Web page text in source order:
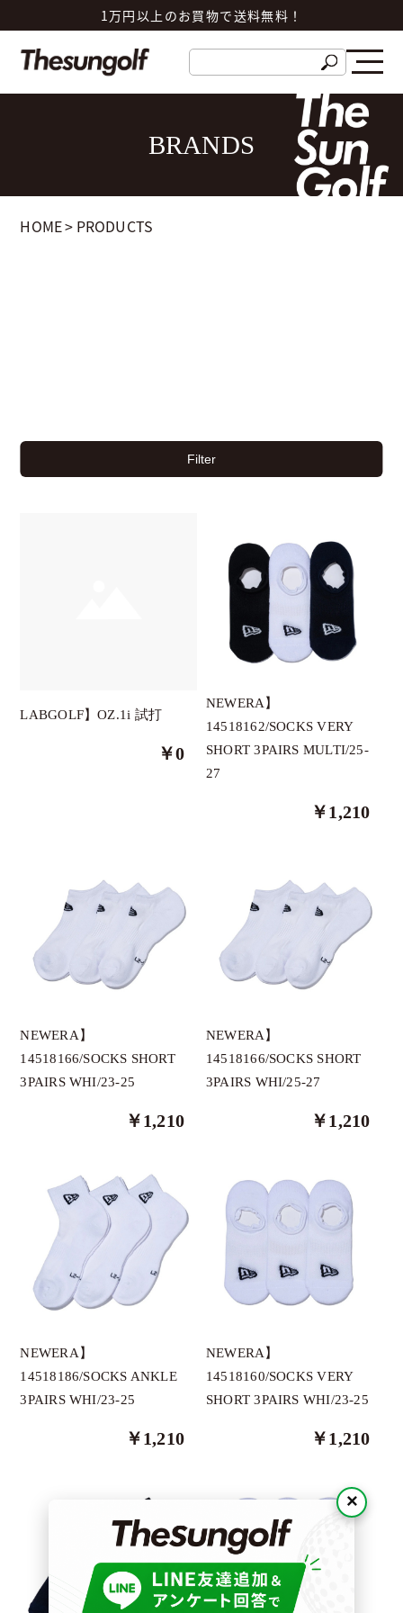
1万円以上のお買物で送料無料！
BRANDS
HOME> PRODUCTS
Filter
HELIX
1PIU1UGUALE3
AS2OV GOLF
BANDEL
BOGEY LOUNGE
Clasky
DONT PANIC
Docus
DECEMBERMAY
Dragonmyth
GREYSON
ImpRovE
OBSIDIAN
LABGOLF】OZ.1i 試打
￥0
NEWERA】
14518162/SOCKS VERY
SHORT 3PAIRS MULTI/25-
27
￥1,210
NEWERA】
14518166/SOCKS SHORT
3PAIRS WHI/23-25
￥1,210
NEWERA】
14518166/SOCKS SHORT
3PAIRS WHI/25-27
￥1,210
NEWERA】
14518186/SOCKS ANKLE
3PAIRS WHI/23-25
￥1,210
NEWERA】
14518160/SOCKS VERY
SHORT 3PAIRS WHI/23-25
￥1,210
×